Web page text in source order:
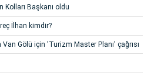
Kolları Başkanı oldu
İlhan kimdir?
Gölü için 'Turizm Master Planı' çağrısı